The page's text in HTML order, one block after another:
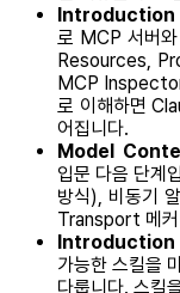
로 MCP 서버
Resources,
MCP
로 이해하면
어집니다.
Model
입문 다음 단계
방식), 비동기
Transport 메커
Introduction
가능한 스킬을
다룹니다. 스킬